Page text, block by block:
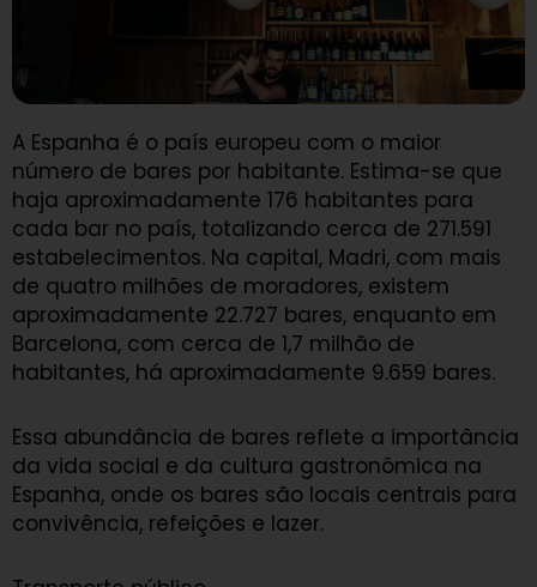
A Espanha é o país europeu com o maior
número de bares por habitante. Estima-se que
haja aproximadamente 176 habitantes para
cada bar no país, totalizando cerca de 271.591
estabelecimentos. Na capital, Madri, com mais
de quatro milhões de moradores, existem
aproximadamente 22.727 bares, enquanto em
Barcelona, com cerca de 1,7 milhão de
habitantes, há aproximadamente 9.659 bares.
Essa abundância de bares reflete a importância
da vida social e da cultura gastronômica na
Espanha, onde os bares são locais centrais para
convivência, refeições e lazer.